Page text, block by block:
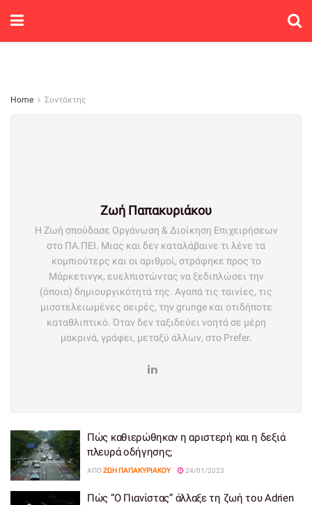
Home Συντάκτης
Ζωή Παπακυριάκου
Η Ζωή σπούδασε Οργάνωση & Διοίκηση Επιχειρήσεων
στο ΠΑ.ΠΕΙ. Μιας και δεν καταλάβαινε τι λένε τα
κομπιούτερς και οι αριθμοί, στράφηκε προς το
Μάρκετινγκ, ευελπιστώντας να ξεδιπλώσει την
(όποια) δημιουργικότητά της. Αγαπά τις ταινίες, τις
μισοτελειωμένες σειρές, την grunge και οτιδήποτε
καταθλιπτικό. Όταν δεν ταξιδεύει νοητά σε μέρη
μακρινά, γράφει, μεταξύ άλλων, στο Prefer.
Πώς καθιερώθηκαν η αριστερή και η δεξιά
πλευρά οδήγησης;
ΑΠΌΖΩΉ ΠΑΠΑΚΥΡΙΆΚΟΥ 24/01/2023
Πώς “Ο Πιανίστας” άλλαξε τη ζωή του Adrien